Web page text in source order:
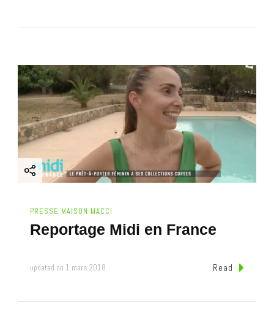
PRESSE MAISON MACCI
Reportage Midi en France
updated on 1 mars 2018 Read